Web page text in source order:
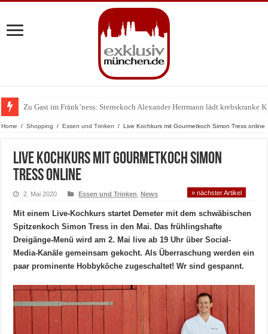
Zu Gast im Fränk’ness: Sternekoch Alexander Herrmann lädt krebskranke
Warum München gerade zum Treffpunkt der Lingerie-Branche wurde
Home / Shopping / Essen und Trinken / Live Kochkurs mit Gourmetkoch Simon Tress online
Live Kochkurs mit Gourmetkoch Simon
Tress online
2. Mai 2020 Essen und Trinken ,News » nächster Artikel
Mit einem Live-Kochkurs startet Demeter mit dem schwäbischen
Spitzenkoch Simon Tress in den Mai. Das frühlingshafte
Dreigänge-Menü wird am 2. Mai live ab 19 Uhr über Social-
Media-Kanäle gemeinsam gekocht. Als Überraschung werden ein
paar prominente Hobbyköche zugeschaltet! Wr sind gespannt.